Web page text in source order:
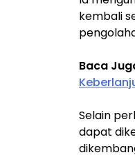
kembali
Baca
Selain
dapat